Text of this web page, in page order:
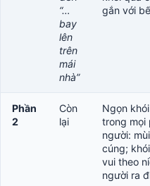
“…
bay
lên
trên
mái
nhà”
gắn với
Phần
2
Còn
lại
Ngọn
trong mọi
người:
cúng;
vui theo
người ra